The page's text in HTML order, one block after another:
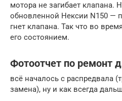
мотора не загибает клапана.
обновленной Нексии N150 —
гнет клапана. Так что во
его состоянием.
Фотоотчет по ремонт
всё началось с распредвала
замена), ну и как всегда